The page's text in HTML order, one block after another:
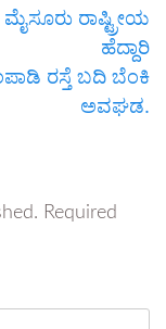
ರಾಷ್ಟ್ರೀಯ
ಹೆದ್ದಾರಿ
ರಸ್ತೆ ಬದಿ ಬೆಂಕಿ
ಅವಘಡ.
Required